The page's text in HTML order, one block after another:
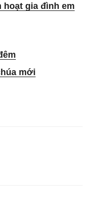
hoạt gia đình em
mới